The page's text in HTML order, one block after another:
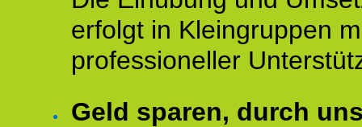
erfolgt in Kleingruppen
professioneller
Geld sparen, durch